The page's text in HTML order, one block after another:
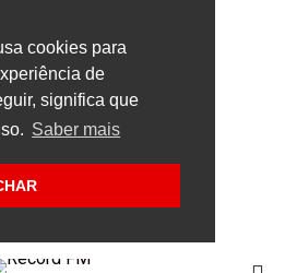
cookies para
de
significa que
Saber mais